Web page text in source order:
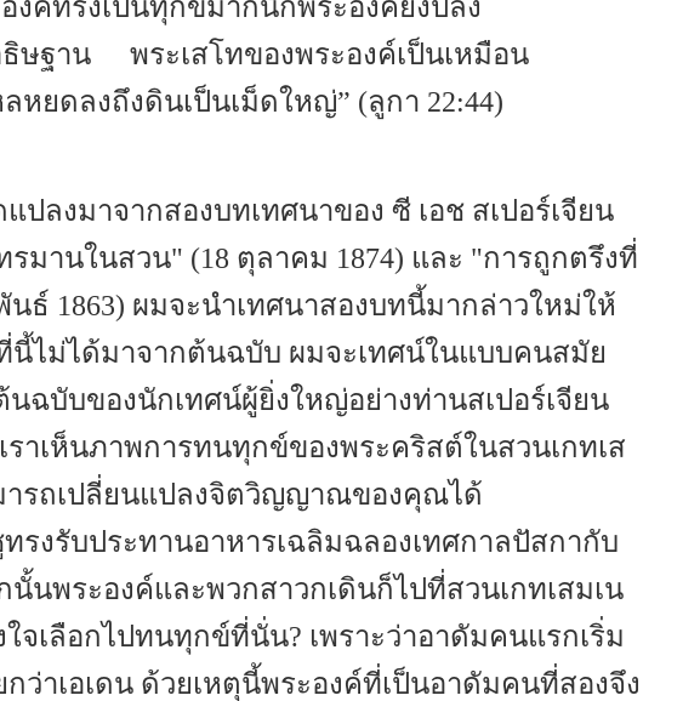
องค์ทรงเป็นทุกข์มากนักพระองค์ยิ่งปลง
ษฐาน พระเสโทของพระองค์เป็นเหมือน
หยดลงถึงดินเป็นเม็ดใหญ่” (ลูกา 22:44)
ปลงมาจากสองบทเทศนาของ ซี เอช สเปอร์เจียน
มานในสวน" (18 ตุลาคม 1874) และ "การถูกตรึงที่
นธ์ 1863) ผมจะนำเทศนาสองบทนี้มากล่าวใหม่ให้
ไม่ได้มาจากต้นฉบับ ผมจะเทศน์ในแบบคนสมัย
ฉบับของนักเทศน์ผู้ยิ่งใหญ่อย่างท่านสเปอร์เจียน
าเห็นภาพการทนทุกข์ของพระคริสต์ในสวนเกทเส
ารถเปลี่ยนแปลงจิตวิญญาณของคุณได้
รงรับประทานอาหารเฉลิมฉลองเทศกาลปัสกากับ
นั้นพระองค์และพวกสาวกเดินก็ไปที่สวนเกทเสมเน
จเลือกไปทนทุกข์ที่นั่น? เพราะว่าอาดัมคนแรกเริ่ม
ว่าเอเดน ด้วยเหตุนี้พระองค์ที่เป็นอาดัมคนที่สองจึง